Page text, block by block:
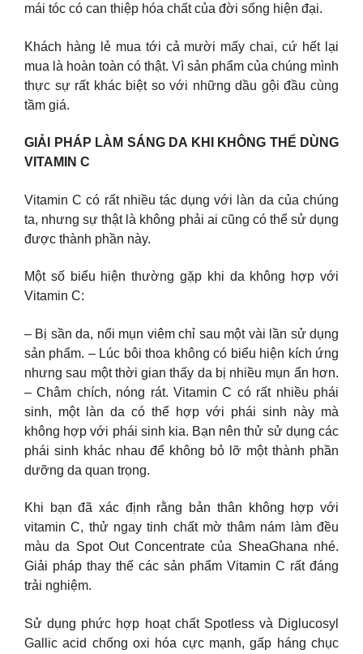
mái tóc có can thiệp hóa chất của đời sống hiện đại.
Khách hàng lẻ mua tới cả mười mấy chai, cứ hết lại
mua là hoàn toàn có thật. Vì sản phẩm của chúng mình
thực sự rất khác biệt so với những dầu gội đầu cùng
tầm giá.
GIẢI PHÁP LÀM SÁNG DA KHI KHÔNG THỂ DÙNG
VITAMIN C
Vitamin C có rất nhiều tác dụng với làn da của chúng
ta, nhưng sự thật là không phải ai cũng có thể sử dụng
được thành phần này.
Một số biểu hiện thường gặp khi da không hợp với
Vitamin C:
– Bị sần da, nổi mụn viêm chỉ sau một vài lần sử dụng
sản phẩm. – Lúc bôi thoa không có biểu hiện kích ứng
nhưng sau một thời gian thấy da bị nhiều mụn ẩn hơn.
– Châm chích, nóng rát. Vitamin C có rất nhiều phái
sinh, một làn da có thể hợp với phái sinh này mà
không hợp với phái sinh kia. Bạn nên thử sử dụng các
phái sinh khác nhau để không bỏ lỡ một thành phần
dưỡng da quan trọng.
Khi bạn đã xác định rằng bản thân không hợp với
vitamin C, thử ngay tinh chất mờ thâm nám làm đều
màu da Spot Out Concentrate của SheaGhana nhé.
Giải pháp thay thế các sản phẩm Vitamin C rất đáng
trải nghiệm.
Sử dụng phức hợp hoạt chất Spotless và Diglucosyl
Gallic acid chống oxi hóa cực mạnh, gấp háng chục